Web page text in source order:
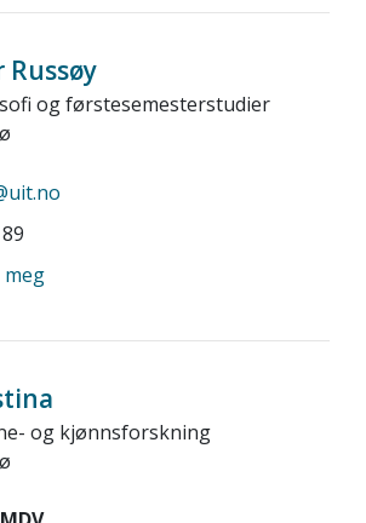
Russøy
og førstesemesterstudier
og kjønnsforskning